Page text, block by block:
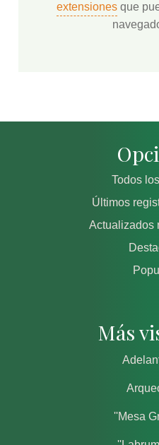
extensionesque
Todos
Últimos
Actualizados
Más
''Mesa